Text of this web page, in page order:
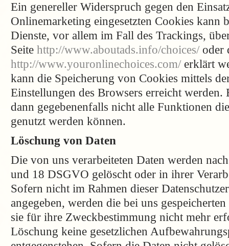
Ein genereller Widerspruch gegen den
Onlinemarketing eingesetzten Cookies kann
Dienste, vor allem im Fall des Trackings,
Seite http://www.aboutads.info/choices/oder
http://www.youronlinechoices.com/erklärt
kann die Speicherung von Cookies mittels
Einstellungen des Browsers erreicht werden.
dann gegebenenfalls nicht alle Funktionen
genutzt werden können.
Löschung von Daten
Die von uns verarbeiteten Daten werden
und 18 DSGVO gelöscht oder in ihrer
Sofern nicht im Rahmen dieser
angegeben, werden die bei uns
sie für ihre Zweckbestimmung nicht mehr
Löschung keine gesetzlichen